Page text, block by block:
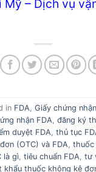
Mỹ – Dịch vụ
in FDA Giấy chứng nhận
nhận FDA đăng ký
duyệt FDA thủ tục
(OTC) và FDA thuốc
là gì tiêu chuẩn FDA tư
khẩu thuốc không kê